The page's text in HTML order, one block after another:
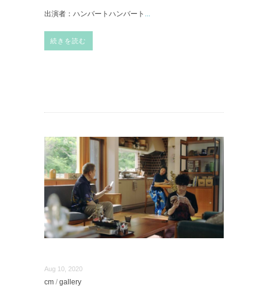
出演者：ハンバートハンバート ...
続きを読む
Aug 10, 2020
cm / gallery